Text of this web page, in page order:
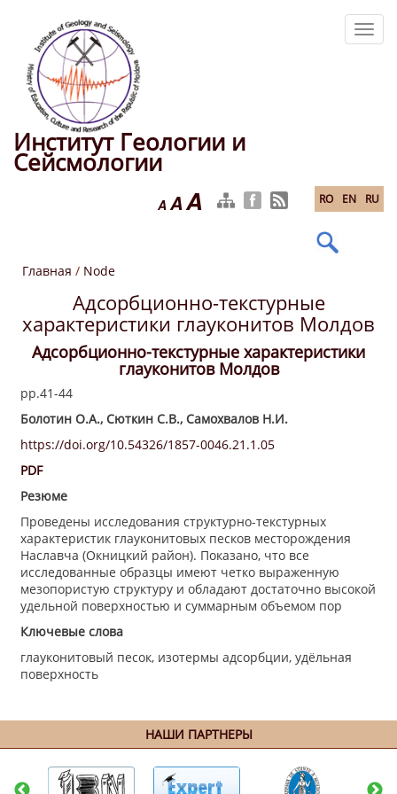
основному
содержанию
Институт Геологии и
Сейсмологии
RO EN RU
A AA
Главная / Node
Адсорбционно-текстурные
характеристики глауконитов Молдов
Адсорбционно-текстурные характеристики
глауконитов Молдов
pp.41-44
Болотин О.А., Сюткин С.В., Самохвалов Н.И.
https://doi.org/10.54326/1857-0046.21.1.05
PDF
Резюме
Проведены исследования структурно-текстурных
характеристик глауконитовых песков месторождения
Наславча (Окницкий район). Показано, что все
исследованные образцы имеют четко выраженную
мезопористую структуру и обладают достаточно высокой
удельной поверхностью и суммарным объемом пор
Ключевые слова
глауконитовый песок, изотермы адсорбции, удёльная
поверхность
НАШИ ПАРТНЕРЫ